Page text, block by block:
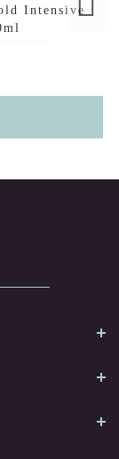
Intensive